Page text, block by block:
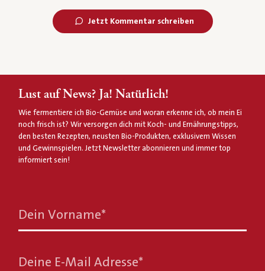
Jetzt Kommentar schreiben
Lust auf News? Ja! Natürlich!
Wie fermentiere ich Bio-Gemüse und woran erkenne ich, ob mein Ei
noch frisch ist? Wir versorgen dich mit Koch- und Ernährungstipps,
den besten Rezepten, neusten Bio-Produkten, exklusivem Wissen
und Gewinnspielen. Jetzt Newsletter abonnieren und immer top
informiert sein!
Dein Vorname*
Deine E-Mail Adresse*